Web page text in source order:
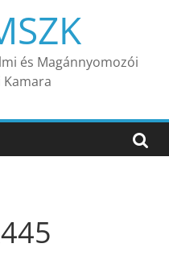
és Magánnyomozói
Kamara